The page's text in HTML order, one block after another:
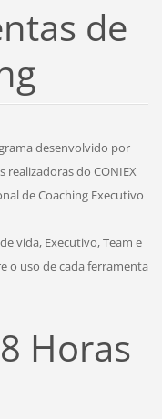
de
desenvolvido por
realizadoras do CONIEX
de Coaching Executivo
vida, Executivo, Team e
o uso de cada ferramenta
Horas